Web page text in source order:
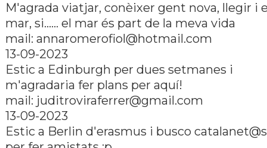
M'agrada viatjar, conèixer gent nova, llegir i
mar, si...... el mar és part de la meva vida
mail: annaromerofiol@hotmail.com
13-09-2023
Estic a Edinburgh per dues setmanes i
m'agradaria fer plans per aquí­!
mail: juditroviraferrer@gmail.com
13-09-2023
Estic a Berlin d'erasmus i busco catalanet@s